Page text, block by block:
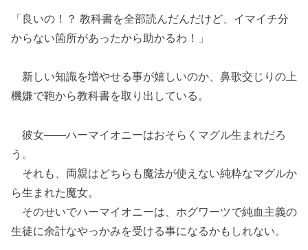
「良いの！？ 教科書を全部読んだんだけど、イマイチ分
からない箇所があったから助かるわ！」
新しい知識を増やせる事が嬉しいのか、鼻歌交じりの上
機嫌で鞄から教科書を取り出している。
彼女――ハーマイオニーはおそらくマグル生まれだろ
う。
それも、両親はどちらも魔法が使えない純粋なマグルか
ら生まれた魔女。
そのせいでハーマイオニーは、ホグワーツで純血主義の
生徒に余計なやっかみを受ける事になるかもしれない。